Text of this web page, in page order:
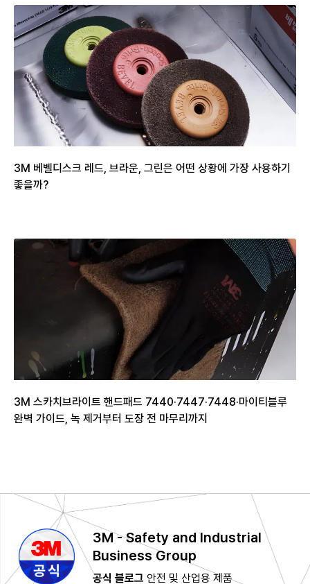
3M 베벨디스크 레드, 브라운, 그린은 어떤 상황에 가장 사용하기
좋을까?
3M 스카치브라이트 핸드패드 7440·7447·7448·마이티블루
완벽 가이드, 녹 제거부터 도장 전 마무리까지
3M - Safety and Industrial
Business Group
공식 블로그 안전 및 산업용 제품